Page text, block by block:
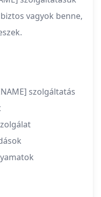
vagyok benne,
szolgáltatás